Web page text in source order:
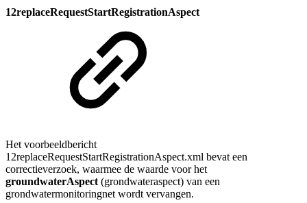
12replaceRequestStartRegistrationAspect
Het voorbeeldbericht
12replaceRequestStartRegistrationAspect.xml bevat een
correctieverzoek, waarmee de waarde voor het
groundwaterAspect (grondwateraspect) van een
grondwatermonitoringnet wordt vervangen.